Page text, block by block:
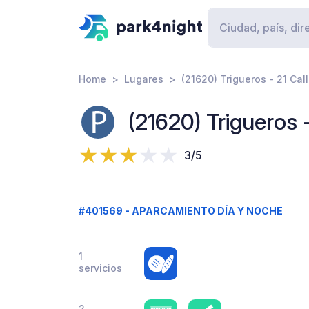
Home Lugares (21620) Trigueros - 21
(21620) Trigueros
3/5
#401569 - APARCAMIENTO DÍA Y NOCHE
1
servicios